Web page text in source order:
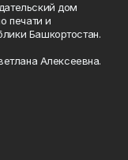
дом
печати и
Башкортостан.
Алексеевна.